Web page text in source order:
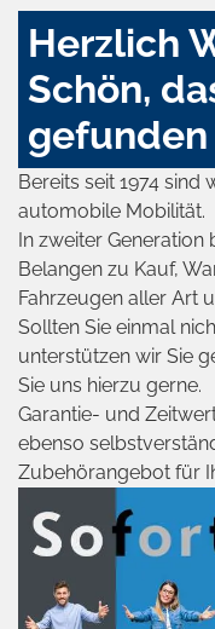
Herzlich
Schön,
gefunden
Bereits seit 1974
automobile Mobilität.
In zweiter
Belangen zu Kauf,
Fahrzeugen aller Art
Sollten Sie einmal
unterstützen wir Sie
Sie uns hierzu gerne.
Garantie- und
ebenso
Zubehörangebot für